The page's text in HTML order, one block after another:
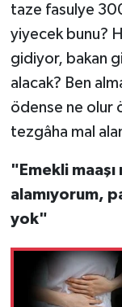
taze fasulye
yiyecek bunu?
gidiyor, bakan
alacak? Ben
ödense ne olur
tezgâha mal
"Emekli
alamıyorum,
yok"